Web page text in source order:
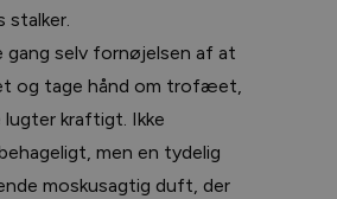
stalker.
gang selv fornøjelsen af at
og tage hånd om trofæet,
kraftigt. Ikke
men en tydelig
moskusagtig duft, der